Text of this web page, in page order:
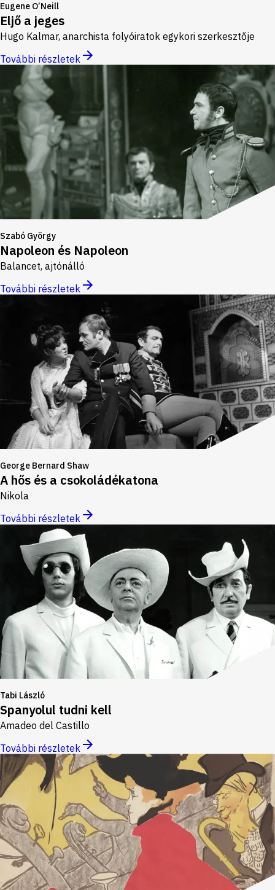
Eugene O’Neill
Eljő a jeges
Hugo Kalmar, anarchista folyóiratok egykori szerkesztője
További részletek
Szabó György
Napoleon és Napoleon
Balancet, ajtónálló
További részletek
George Bernard Shaw
A hős és a csokoládékatona
Nikola
További részletek
Tabi László
Spanyolul tudni kell
Amadeo del Castillo
További részletek